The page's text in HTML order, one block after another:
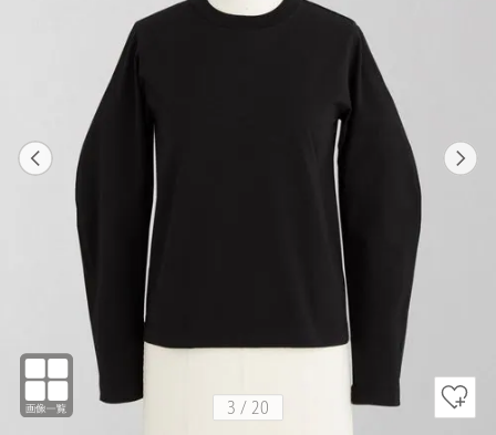
3 / 20
3
BLACK / FREE
162cm